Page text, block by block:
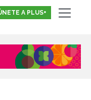
A PLUS+